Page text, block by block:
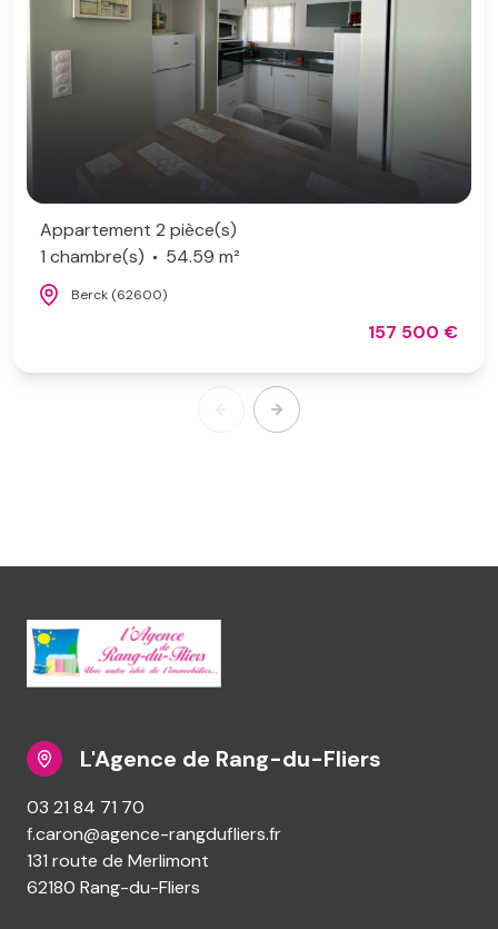
Appartement 2 pièce(s)
1 chambre(s)
54.59 m²
Berck (62600)
157 500 €
L'Agence de Rang-du-Fliers
03 21 84 71 70
f.caron@agence-rangdufliers.fr
131 route de Merlimont
62180 Rang-du-Fliers